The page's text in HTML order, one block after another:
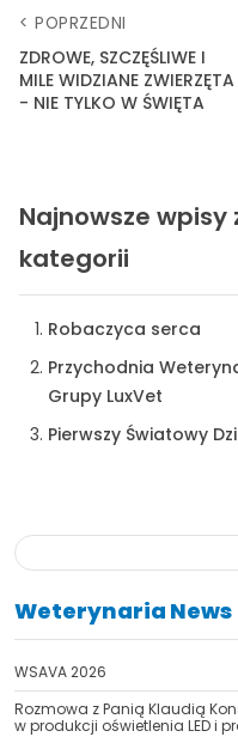
Nie
< POPRZEDNI
ZDROWE, SZCZĘŚLIWE I
MILE WIDZIANE ZWIERZĘTA
- NIE TYLKO W ŚWIĘTA
Najnowsze wpisy
kategorii
Robaczyca serca
Przychodnia
Grupy LuxVet
Pierwszy Światowy
Weterynaria News
WSAVA 2026
Rozmowa z Panią Klaudią
w produkcji oświetlenia LED i